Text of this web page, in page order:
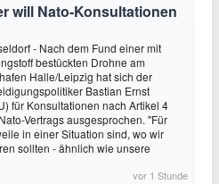
will Nato-Konsultationen
- Nach dem Fund einer mit
bestückten Drohne am
Halle/Leipzig hat sich der
Bastian Ernst
für Konsultationen nach Artikel 4
Vertrags ausgesprochen. "Für
in einer Situation sind, wo wir
sollten - ähnlich wie unsere
vor 1 Stunde